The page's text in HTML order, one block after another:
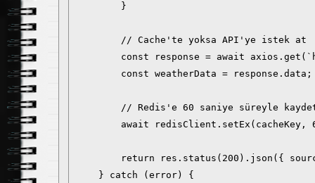
        }
        // Cache'te yoksa API'ye istek at
const response = await
        const weatherData = response.data;
// Redis'e 60 saniye süreyle
await redisClient.setEx(cacheKey,
return res.status(200).json({
    } catch (error) {